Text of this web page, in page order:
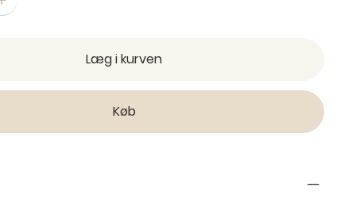
Læg i kurven
Køb